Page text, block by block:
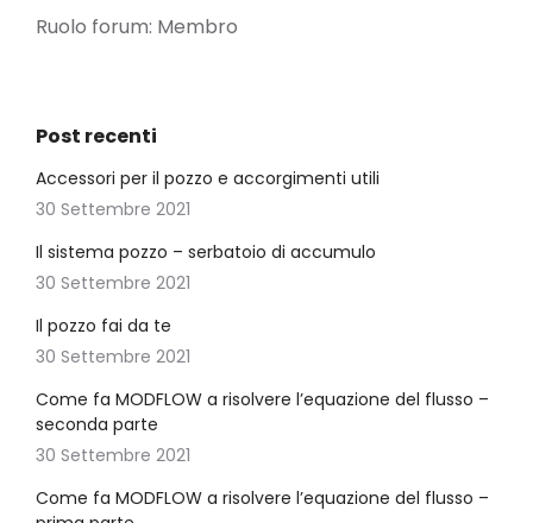
Ruolo forum: Membro
Post recenti
Accessori per il pozzo e accorgimenti utili
30 Settembre 2021
Il sistema pozzo – serbatoio di accumulo
30 Settembre 2021
Il pozzo fai da te
30 Settembre 2021
Come fa MODFLOW a risolvere l’equazione del flusso –
seconda parte
30 Settembre 2021
Come fa MODFLOW a risolvere l’equazione del flusso –